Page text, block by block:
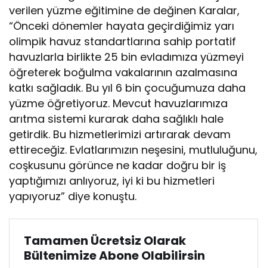
verilen yüzme eğitimine de değinen Karalar,
“Önceki dönemler hayata geçirdiğimiz yarı
olimpik havuz standartlarına sahip portatif
havuzlarla birlikte 25 bin evladımıza yüzmeyi
öğreterek boğulma vakalarının azalmasına
katkı sağladık. Bu yıl 6 bin çocuğumuza daha
yüzme öğretiyoruz. Mevcut havuzlarımıza
arıtma sistemi kurarak daha sağlıklı hale
getirdik. Bu hizmetlerimizi artırarak devam
ettireceğiz. Evlatlarımızın neşesini, mutluluğunu,
coşkusunu görünce ne kadar doğru bir iş
yaptığımızı anlıyoruz, iyi ki bu hizmetleri
yapıyoruz” diye konuştu.
Tamamen Ücretsiz Olarak
Bültenimize Abone Olabilirsin